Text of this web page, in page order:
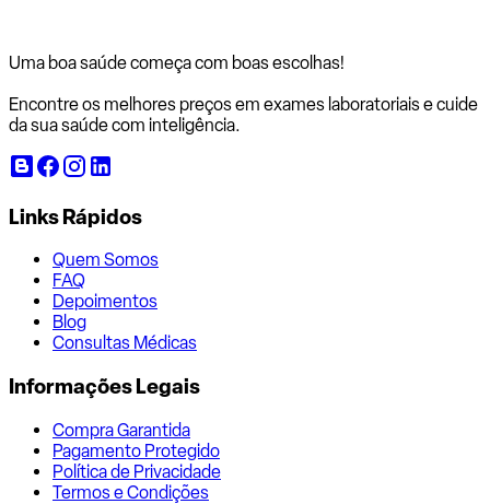
Uma boa saúde começa com boas escolhas!
Encontre os melhores preços em exames laboratoriais e cuide
da sua saúde com inteligência.
Links Rápidos
Quem Somos
FAQ
Depoimentos
Blog
Consultas Médicas
Informações Legais
Compra Garantida
Pagamento Protegido
Política de Privacidade
Termos e Condições